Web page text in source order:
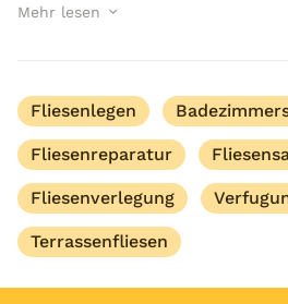
preiswerte Badsanierung in
Mehr lesen
Fliesenlegen
Fliesenreparatur
Fliesenverlegung
Terrassenfliesen